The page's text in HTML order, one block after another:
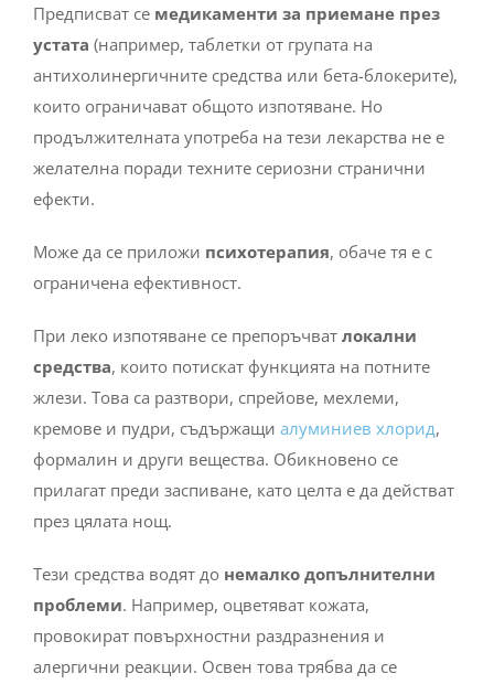
Предписват се медикаменти за приемане през
устата (например, таблетки от групата на
антихолинергичните средства или бета-блокерите),
които ограничават общото изпотяване. Но
продължителната употреба на тези лекарства не е
желателна поради техните сериозни странични
ефекти.
Може да се приложи психотерапия, обаче тя е с
ограничена ефективност.
При леко изпотяване се препоръчват локални
средства, които потискат функцията на потните
жлези. Това са разтвори, спрейове, мехлеми,
кремове и пудри, съдържащи алуминиев хлорид,
формалин и други вещества. Обикновено се
прилагат преди заспиване, като целта е да действат
през цялата нощ.
Тези средства водят до немалко допълнителни
проблеми. Например, оцветяват кожата,
провокират повърхностни раздразнения и
алергични реакции. Освен това трябва да се